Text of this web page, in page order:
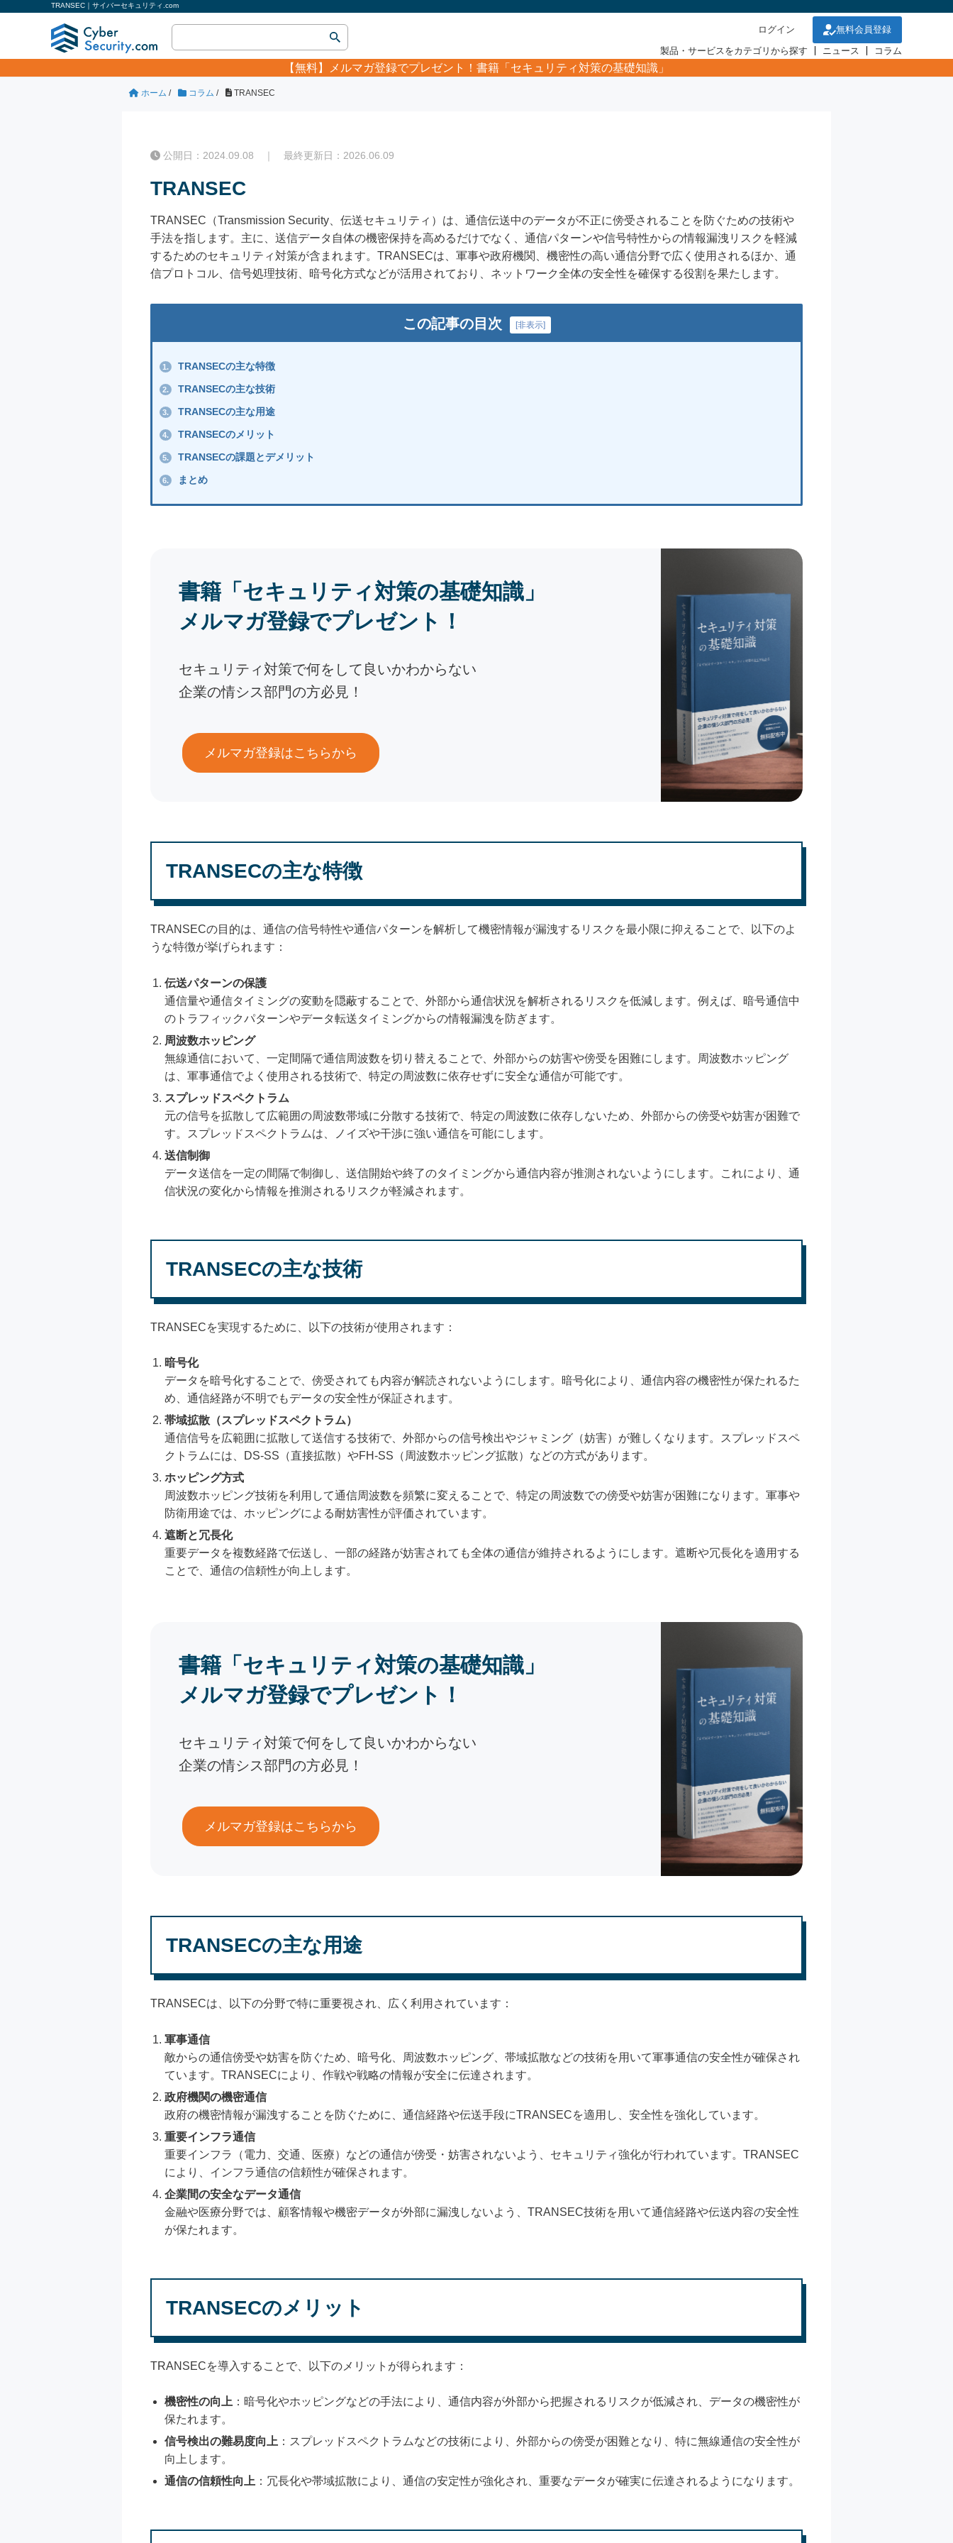
TRANSEC｜サイバーセキュリティ.com
ログイン
無料会員登録
製品・サービスをカテゴリから探す
ニュース コラム
【無料】 メルマガ登録でプレゼント！書籍「セキュリティ対策の基礎知識」
ホーム / コラム / TRANSEC
公開日：2024.09.08 ｜ 最終更新日：2026.06.09
TRANSEC
TRANSEC（Transmission Security、伝送セキュリティ）は、通信伝送中のデータが不正に傍受されることを防ぐための技術や
手法を指します。主に、送信データ自体の機密保持を高めるだけでなく、通信パターンや信号特性からの情報漏洩リスクを軽減
するためのセキュリティ対策が含まれます。TRANSECは、軍事や政府機関、機密性の高い通信分野で広く使用されるほか、通
信プロトコル、信号処理技術、暗号化方式などが活用されており、ネットワーク全体の安全性を確保する役割を果たします。
この記事の目次 [非表示]
1. TRANSECの主な特徴
2. TRANSECの主な技術
3. TRANSECの主な用途
4. TRANSECのメリット
5. TRANSECの課題とデメリット
6. まとめ
書籍「セキュリティ対策の基礎知識」
メルマガ登録でプレゼント！
セキュリティ対策で何をして良いかわからない
企業の情シス部門の方必見！
メルマガ登録はこちらから
TRANSECの主な特徴
TRANSECの目的は、通信の信号特性や通信パターンを解析して機密情報が漏洩するリスクを最小限に抑えることで、以下のよ
うな特徴が挙げられます：
伝送パターンの保護
通信量や通信タイミングの変動を隠蔽することで、外部から通信状況を解析されるリスクを低減します。例えば、暗号通信中
のトラフィックパターンやデータ転送タイミングからの情報漏洩を防ぎます。
周波数ホッピング
無線通信において、一定間隔で通信周波数を切り替えることで、外部からの妨害や傍受を困難にします。周波数ホッピング
は、軍事通信でよく使用される技術で、特定の周波数に依存せずに安全な通信が可能です。
スプレッドスペクトラム
元の信号を拡散して広範囲の周波数帯域に分散する技術で、特定の周波数に依存しないため、外部からの傍受や妨害が困難で
す。スプレッドスペクトラムは、ノイズや干渉に強い通信を可能にします。
送信制御
データ送信を一定の間隔で制御し、送信開始や終了のタイミングから通信内容が推測されないようにします。これにより、通
信状況の変化から情報を推測されるリスクが軽減されます。
TRANSECの主な技術
TRANSECを実現するために、以下の技術が使用されます：
暗号化
データを暗号化することで、傍受されても内容が解読されないようにします。暗号化により、通信内容の機密性が保たれるた
め、通信経路が不明でもデータの安全性が保証されます。
帯域拡散（スプレッドスペクトラム）
通信信号を広範囲に拡散して送信する技術で、外部からの信号検出やジャミング（妨害）が難しくなります。スプレッドスペ
クトラムには、DS-SS（直接拡散）やFH-SS（周波数ホッピング拡散）などの方式があります。
ホッピング方式
周波数ホッピング技術を利用して通信周波数を頻繁に変えることで、特定の周波数での傍受や妨害が困難になります。軍事や
防衛用途では、ホッピングによる耐妨害性が評価されています。
遮断と冗長化
重要データを複数経路で伝送し、一部の経路が妨害されても全体の通信が維持されるようにします。遮断や冗長化を適用する
ことで、通信の信頼性が向上します。
書籍「セキュリティ対策の基礎知識」
メルマガ登録でプレゼント！
セキュリティ対策で何をして良いかわからない
企業の情シス部門の方必見！
メルマガ登録はこちらから
TRANSECの主な用途
TRANSECは、以下の分野で特に重要視され、広く利用されています：
軍事通信
敵からの通信傍受や妨害を防ぐため、暗号化、周波数ホッピング、帯域拡散などの技術を用いて軍事通信の安全性が確保され
ています。TRANSECにより、作戦や戦略の情報が安全に伝達されます。
政府機関の機密通信
政府の機密情報が漏洩することを防ぐために、通信経路や伝送手段にTRANSECを適用し、安全性を強化しています。
重要インフラ通信
重要インフラ（電力、交通、医療）などの通信が傍受・妨害されないよう、セキュリティ強化が行われています。TRANSEC
により、インフラ通信の信頼性が確保されます。
企業間の安全なデータ通信
金融や医療分野では、顧客情報や機密データが外部に漏洩しないよう、TRANSEC技術を用いて通信経路や伝送内容の安全性
が保たれます。
TRANSECのメリット
TRANSECを導入することで、以下のメリットが得られます：
機密性の向上 ：暗号化やホッピングなどの手法により、通信内容が外部から把握されるリスクが低減され、データの機密性が
保たれます。
信号検出の難易度向上 ：スプレッドスペクトラムなどの技術により、外部からの傍受が困難となり、特に無線通信の安全性が
向上します。
通信の信頼性向上 ：冗長化や帯域拡散により、通信の安定性が強化され、重要なデータが確実に伝達されるようになります。